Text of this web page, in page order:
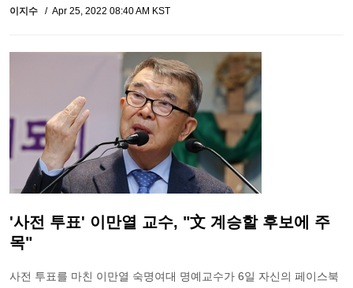
이지수 Apr 25, 2022 08:40 AM KST
'사전 투표' 이만열 교수, "文 계승할 후보에 주
목"
사전 투표를 마친 이만열 숙명여대 명예교수가 6일 자신의 페이스북